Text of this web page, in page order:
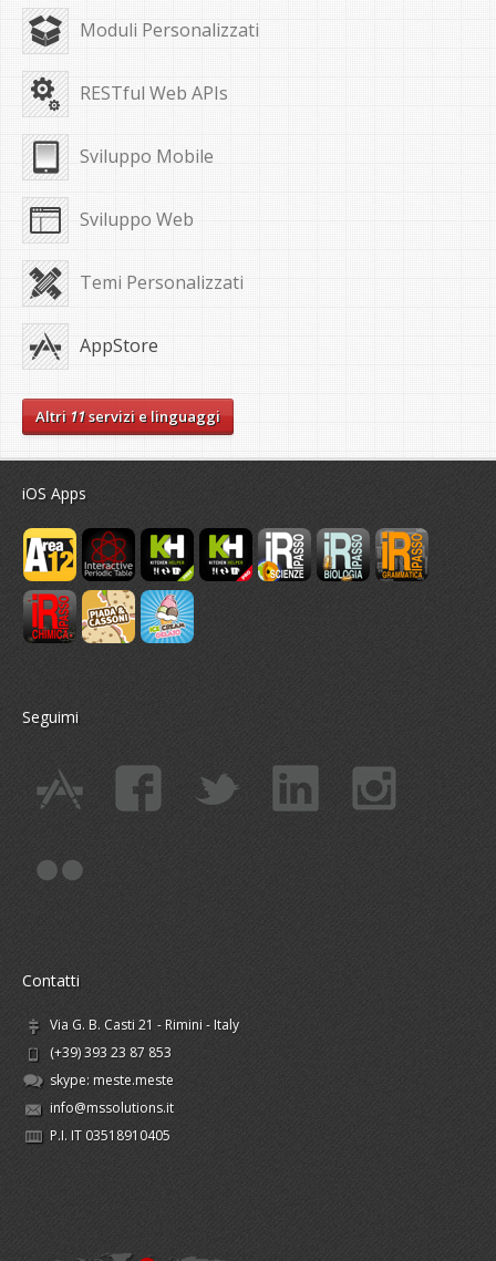
Moduli Personalizzati
RESTful Web APIs
Sviluppo Mobile
Sviluppo Web
Temi Personalizzati
AppStore
Altri11servizi e linguaggi
iOS Apps
Seguimi
Contatti
Via G. B. Casti 21 - Rimini - Italy
(+39) 393 23 87 853
skype: meste.meste
info@mssolutions.it
P.I. IT 03518910405